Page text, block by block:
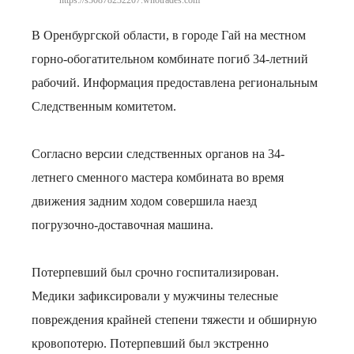
В Оренбургской области, в городе Гай на местном
горно-обогатительном комбинате погиб 34-летний
рабочий. Информация предоставлена региональным
Следственным комитетом.
Согласно версии следственных органов на 34-
летнего сменного мастера комбината во время
движения задним ходом совершила наезд
погрузочно-доставочная машина.
Потерпевший был срочно госпитализирован.
Медики зафиксировали у мужчины телесные
повреждения крайней степени тяжести и обширную
кровопотерю. Потерпевший был экстренно